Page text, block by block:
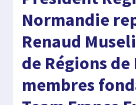
Normandie
Renaud
de Régions
membres